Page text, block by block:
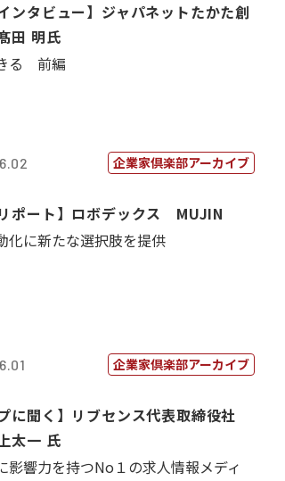
ンタビュー】ジャパネットたかた創
田 明氏
る 前編
企業家倶楽部アーカイブ
リポート】ロボデックス MUJIN
化に新たな選択肢を提供
企業家倶楽部アーカイブ
に聞く】リブセンス代表取締役社
太一 氏
影響力を持つNo１の求人情報メディ